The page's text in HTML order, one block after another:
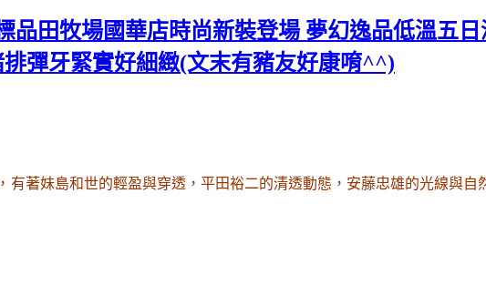
品田牧場國華店時尚新裝登場 夢幻逸品低溫五
彈牙緊實好細緻(文末有豬友好康唷^^)
， 有著妹島和世的輕盈與穿透，平田裕二的清透動態，安藤忠雄的光線與自